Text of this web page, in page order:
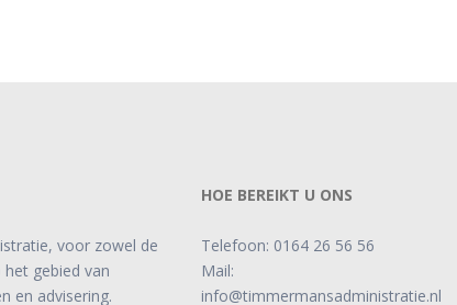
voor zowel de
gebied van
en advisering.
HOE BEREIKT U ONS
Telefoon: 0164 26 56 56
Mail:
info@timmermansadministratie.nl